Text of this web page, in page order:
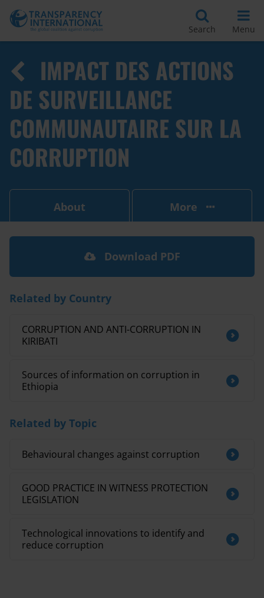
Search Menu
IMPACT DES ACTIONS
DE SURVEILLANCE
COMMUNAUTAIRE SUR LA
CORRUPTION
About More
Download PDF
Related by Country
CORRUPTION AND ANTI-CORRUPTION IN
KIRIBATI
Sources of information on corruption in
Ethiopia
Related by Topic
Behavioural changes against corruption
GOOD PRACTICE IN WITNESS PROTECTION
LEGISLATION
Technological innovations to identify and
reduce corruption